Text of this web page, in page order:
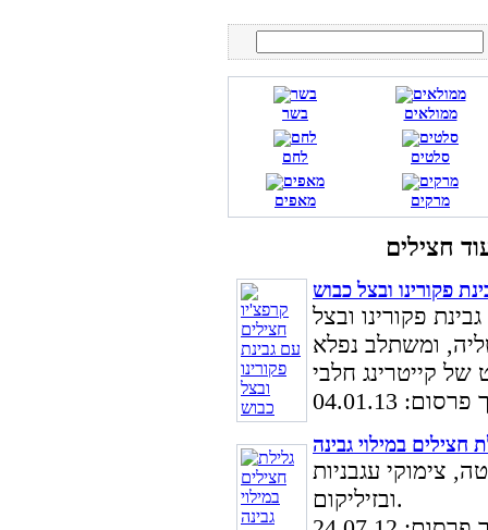
בשר ממולאים
לחם סלטים
מאפים מרקים
פקורינו ובצל כבוש
פקורינו ובצל
ומשתלב נפלא
04.01.13
חצילים במילוי גבינה
צימוקי עגבניות
ובזיליקום.